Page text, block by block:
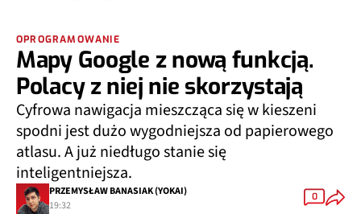
OPROGRAMOWANIE
Mapy Google z nową funkcją.
Polacy z niej nie skorzystają
Cyfrowa nawigacja mieszcząca się w kieszeni
spodni jest dużo wygodniejsza od papierowego
atlasu. A już niedługo stanie się
inteligentniejsza.
PRZEMYSŁAW BANASIAK (YOKAI)
19:32
0